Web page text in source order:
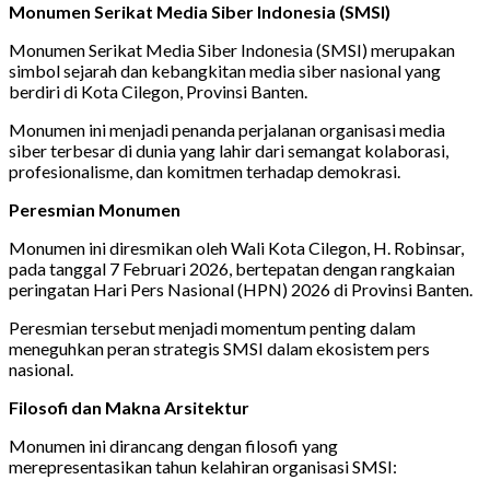
Monumen Serikat Media Siber Indonesia (SMSI)
Monumen Serikat Media Siber Indonesia (SMSI) merupakan
simbol sejarah dan kebangkitan media siber nasional yang
berdiri di Kota Cilegon, Provinsi Banten.
Monumen ini menjadi penanda perjalanan organisasi media
siber terbesar di dunia yang lahir dari semangat kolaborasi,
profesionalisme, dan komitmen terhadap demokrasi.
Peresmian Monumen
Monumen ini diresmikan oleh Wali Kota Cilegon, H. Robinsar,
pada tanggal 7 Februari 2026, bertepatan dengan rangkaian
peringatan Hari Pers Nasional (HPN) 2026 di Provinsi Banten.
Peresmian tersebut menjadi momentum penting dalam
meneguhkan peran strategis SMSI dalam ekosistem pers
nasional.
Filosofi dan Makna Arsitektur
Monumen ini dirancang dengan filosofi yang
merepresentasikan tahun kelahiran organisasi SMSI: